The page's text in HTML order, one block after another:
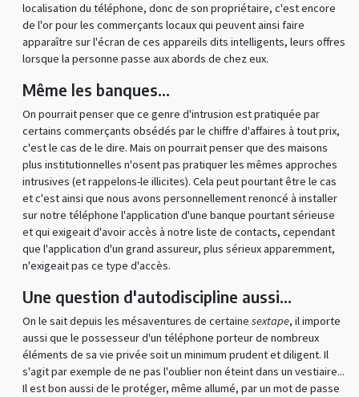
localisation du téléphone, donc de son propriétaire, c'est encore
de l'or pour les commerçants locaux qui peuvent ainsi faire
apparaître sur l'écran de ces appareils dits intelligents, leurs offres
lorsque la personne passe aux abords de chez eux.
Même les banques…
On pourrait penser que ce genre d'intrusion est pratiquée par
certains commerçants obsédés par le chiffre d'affaires à tout prix,
c'est le cas de le dire. Mais on pourrait penser que des maisons
plus institutionnelles n'osent pas pratiquer les mêmes approches
intrusives (et rappelons-le illicites). Cela peut pourtant être le cas
et c'est ainsi que nous avons personnellement renoncé à installer
sur notre téléphone l'application d'une banque pourtant sérieuse
et qui exigeait d'avoir accès à notre liste de contacts, cependant
que l'application d'un grand assureur, plus sérieux apparemment,
n'exigeait pas ce type d'accès.
Une question d'autodiscipline aussi…
On le sait depuis les mésaventures de certaine sextape, il importe
aussi que le possesseur d'un téléphone porteur de nombreux
éléments de sa vie privée soit un minimum prudent et diligent. Il
s'agit par exemple de ne pas l'oublier non éteint dans un vestiaire...
Il est bon aussi de le protéger, même allumé, par un mot de passe